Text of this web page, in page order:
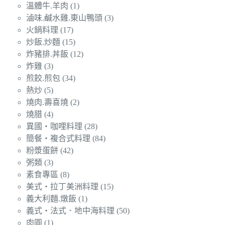
溫體牛.羊肉 (1)
滷味.鹹水雞.東山鴨頭 (3)
火鍋料理 (17)
炒飯.炒麵 (15)
炸豬排.丼飯 (12)
炸雞 (3)
煎餃.煎包 (34)
熱炒 (5)
燒肉.壽喜燒 (2)
燒腊 (4)
異國‧咖哩料理 (28)
簡餐‧複合式料理 (84)
粉漿蛋餅 (42)
粥類 (3)
素食專區 (8)
美式‧拉丁美洲料理 (15)
義大利麵.燉飯 (1)
義式‧法式．地中海料理 (50)
肉圓 (1)